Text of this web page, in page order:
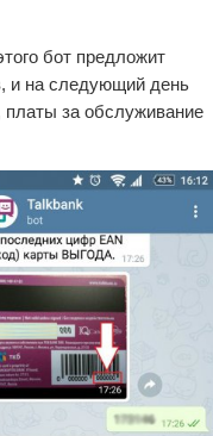
бот предложит
и на следующий день
платы за обслуживание